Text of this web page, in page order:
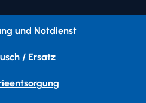
und Notdienst
/ Ersatz